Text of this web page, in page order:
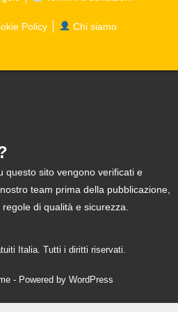
Policy Chi siamo
questo sito vengono verificati e
team prima della pubblicazione,
di qualità e sicurezza.
Italia. Tutti i diritti riservati.
- Powered by WordPress